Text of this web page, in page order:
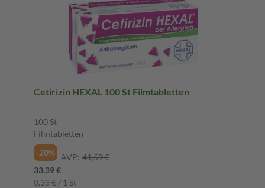
Cetirizin HEXAL 100 St Filmtabletten
100 St
Filmtabletten
-20%
AVP: 41,59 €
33,39 €
0,33 € / 1 St